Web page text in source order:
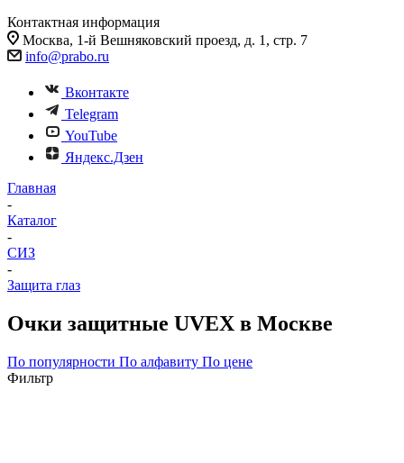
Контактная информация
Москва, 1-й Вешняковский проезд, д. 1, стр. 7
info@prabo.ru
Вконтакте
Telegram
YouTube
Яндекс.Дзен
Главная
-
Каталог
-
СИЗ
-
Защита глаз
Очки защитные UVEX в Москве
По популярности По алфавиту По цене
Фильтр